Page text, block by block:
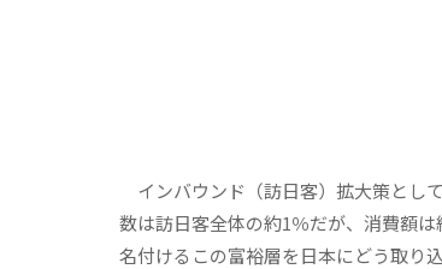
インバウンド（訪日客）拡大策とし
数は訪日客全体の約1％だが、消費額
名付けるこの富裕層を日本にどう取り込